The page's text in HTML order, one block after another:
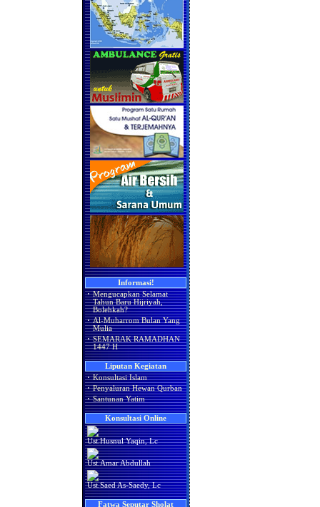
Informasi!
· Mengucapkan Selamat
Tahun Baru Hijriyah,
Bolehkah?
· Al-Muharrom Bulan Yang
Mulia
· SEMARAK RAMADHAN
1447 H
Liputan Kegiatan
· Konsultasi Islam
· Penyaluran Hewan Qurban
· Santunan Yatim
Konsultasi Online
Ust.Husnul Yaqin, Lc
Ust.Amar Abdullah
Ust.Saed As-Saedy, Lc
Fatwa Seputar Sholat